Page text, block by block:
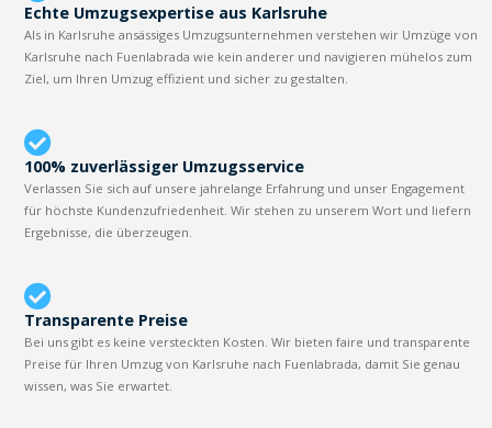
Echte Umzugsexpertise aus Karlsruhe
Als in Karlsruhe ansässiges Umzugsunternehmen verstehen wir Umzüge von
Karlsruhe nach Fuenlabrada wie kein anderer und navigieren mühelos zum
Ziel, um Ihren Umzug effizient und sicher zu gestalten.
100% zuverlässiger Umzugsservice
Verlassen Sie sich auf unsere jahrelange Erfahrung und unser Engagement
für höchste Kundenzufriedenheit. Wir stehen zu unserem Wort und liefern
Ergebnisse, die überzeugen.
Transparente Preise
Bei uns gibt es keine versteckten Kosten. Wir bieten faire und transparente
Preise für Ihren Umzug von Karlsruhe nach Fuenlabrada, damit Sie genau
wissen, was Sie erwartet.